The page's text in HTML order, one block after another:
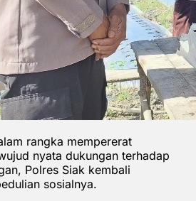
rangka mempererat
nyata dukungan terhadap
Polres Siak kembali
sosialnya.